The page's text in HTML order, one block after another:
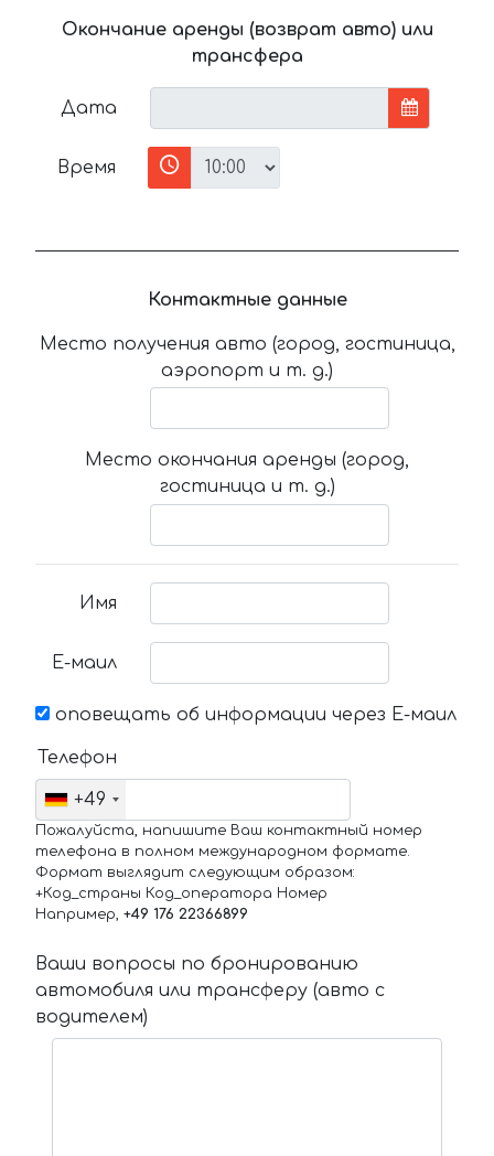
Окончание аренды (возврат авто) или
трансфера
Дата
Время
Контактные данные
Место получения авто (город, гостиница,
аэропорт и т. д.)
Место окончания аренды (город,
гостиница и т. д.)
Имя
Е-маил
оповещать об информации через Е-маил
Телефон
+49
Пожалуйста, напишите Ваш контактный номер
телефона в полном международном формате.
Формат выглядит следующим образом:
+Код_страны Код_оператора Номер
Например, +49 176 22366899
Ваши вопросы по бронированию
автомобиля или трансферу (авто с
водителем)